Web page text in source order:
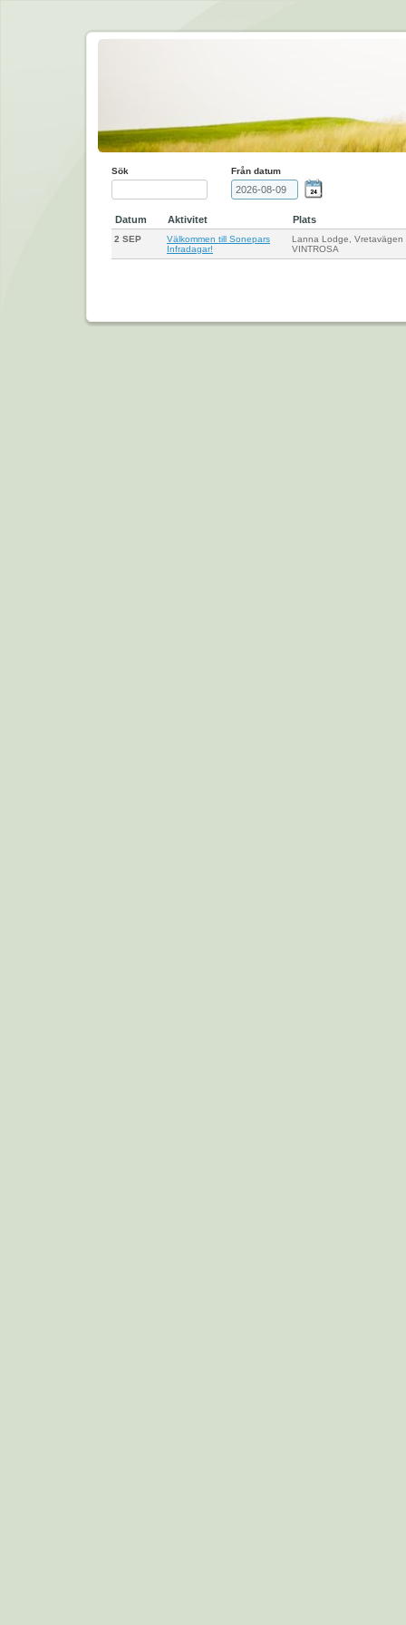
Sök Från datum
Datum Aktivitet Plats
2 SEP
Välkommen till Sonepars
Infradagar!
Lanna Lodge,
VINTROSA